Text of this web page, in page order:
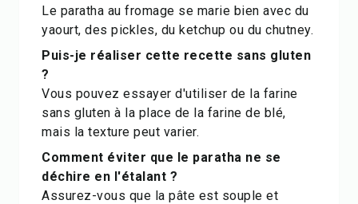
Le paratha au fromage se marie bien avec du
yaourt, des pickles, du ketchup ou du chutney.
Puis-je réaliser cette recette sans gluten
?
Vous pouvez essayer d'utiliser de la farine
sans gluten à la place de la farine de blé,
mais la texture peut varier.
Comment éviter que le paratha ne se
déchire en l'étalant ?
Assurez-vous que la pâte est souple et